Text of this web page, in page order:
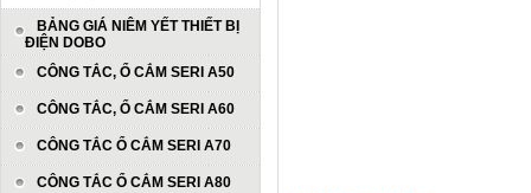
BẢNG GIÁ NIÊM YẾT THIẾT BỊ
ĐIỆN DOBO
CÔNG TẮC, Ổ CẮM SERI A50
CÔNG TẮC, Ổ CẮM SERI A60
CÔNG TẮC Ổ CẮM SERI A70
CÔNG TẮC Ổ CẮM SERI A80